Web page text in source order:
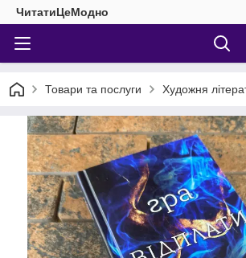
ЧитатиЦеМодно
Товари та послуги Художня